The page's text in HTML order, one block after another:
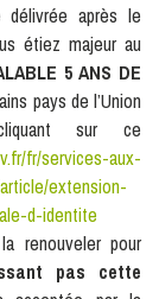
après le
étiez majeur au
5 ANS DE
pays de l’Union
sur ce
fr/services-aux-
extension-
d-identite
renouveler pour
pas cette